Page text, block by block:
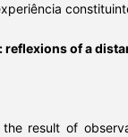
of a
result of